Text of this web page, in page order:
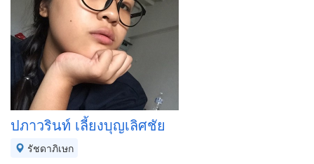
ปภาวรินท์ เลี้ยงบุญเลิศชัย
รัชดาภิเษก